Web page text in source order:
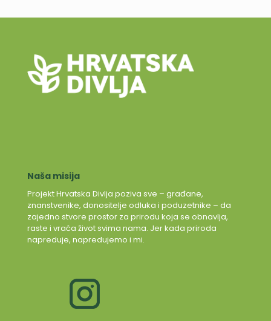
Naša misija
Projekt Hrvatska Divlja poziva sve – građane,
znanstvenike, donositelje odluka i poduzetnike – da
zajedno stvore prostor za prirodu koja se obnavlja,
raste i vraća život svima nama. Jer kada priroda
napreduje, napredujemo i mi.